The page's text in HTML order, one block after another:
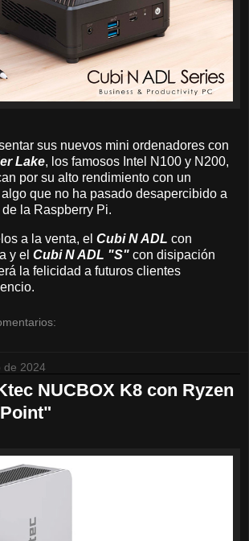
sus nuevos mini ordenadores con
Lake, los famosos Intel N100 y N200,
por su alto rendimiento con un
que no ha pasado desapercibido a
la Raspberry Pi.
a la venta, el Cubi N ADL con
y el Cubi N ADL "S" con disipación
la felicidad a futuros clientes
de 2024
NUCBOX K8 con Ryzen